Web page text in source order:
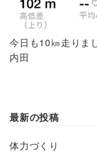
今日も10㎞走りま
内田
最新の投稿
体力づくり